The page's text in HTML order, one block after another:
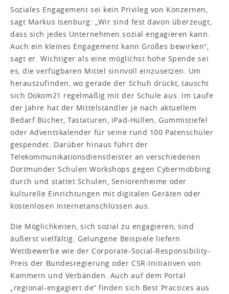
Soziales Engagement sei kein Privileg von Konzernen,
sagt Markus Isenburg: „Wir sind fest davon überzeugt,
dass sich jedes Unternehmen sozial engagieren kann.
Auch ein kleines Engagement kann Großes bewirken“,
sagt er. Wichtiger als eine möglichst hohe Spende sei
es, die verfügbaren Mittel sinnvoll einzusetzen. Um
herauszufinden, wo gerade der Schuh drückt, tauscht
sich Dokom21 regelmäßig mit der Schule aus. Im Laufe
der Jahre hat der Mittelständler je nach aktuellem
Bedarf Bücher, Tastaturen, iPad-Hüllen, Gummistiefel
oder Adventskalender für seine rund 100 Patenschüler
gespendet. Darüber hinaus führt der
Telekommunikationsdienstleister an verschiedenen
Dortmunder Schulen Workshops gegen Cybermobbing
durch und stattet Schulen, Seniorenheime oder
kulturelle Einrichtungen mit digitalen Geräten oder
kostenlosen Internetanschlüssen aus.
Die Möglichkeiten, sich sozial zu engagieren, sind
äußerst vielfältig. Gelungene Beispiele liefern
Wettbewerbe wie der Corporate-Social-Responsibility-
Preis der Bundesregierung oder CSR-Initiativen von
Kammern und Verbänden. Auch auf dem Portal
„regional-engagiert.de“ finden sich Best Practices aus